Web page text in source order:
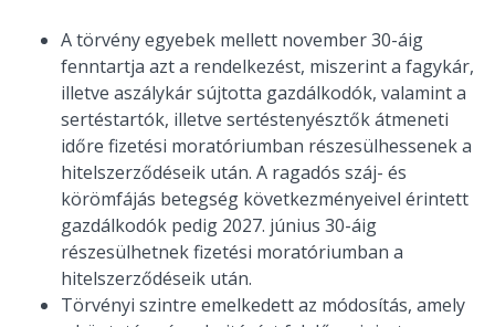
A törvény egyebek mellett november 30-áig
fenntartja azt a rendelkezést, miszerint a fagykár,
illetve aszálykár sújtotta gazdálkodók, valamint a
sertéstartók, illetve sertéstenyésztők átmeneti
időre fizetési moratóriumban részesülhessenek a
hitelszerződéseik után. A ragadós száj- és
körömfájás betegség következményeivel érintett
gazdálkodók pedig 2027. június 30-áig
részesülhetnek fizetési moratóriumban a
hitelszerződéseik után.
Törvényi szintre emelkedett az módosítás, amely